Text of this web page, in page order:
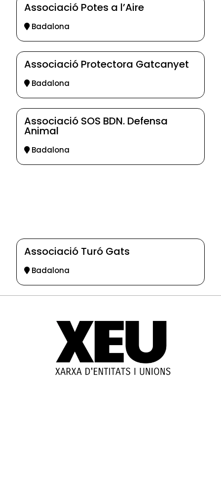
Associació Potes a l’Aire
Badalona
Associació Protectora Gatcanyet
Badalona
Associació SOS BDN. Defensa
Animal
Badalona
Associació Turó Gats
Badalona